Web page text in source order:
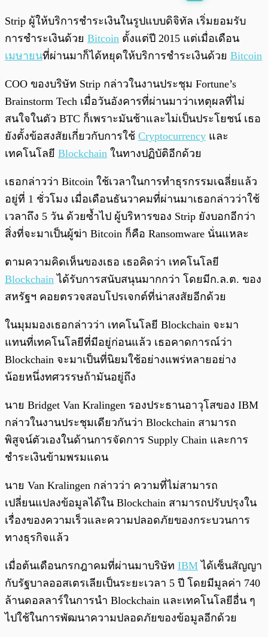
พร้อมเล่น 0:00 0:00
Strip ผู้ให้บริการชำระเงินในรูปแบบดิจิทัล เริ่มยอมรับ
การชำระเงินด้วย Bitcoin ตั้งแต่ปี 2015 แต่เมื่อเดือน
เมษายนที่ผ่านมาก็ได้หยุดให้บริการชำระเงินด้วย Bitcoin
COO ของบริษัท Strip กล่าวในงานประชุม Fortune’s
Brainstorm Tech เมื่อวันอังคารที่ผ่านมาว่าเหตุผลที่ไม่
สนใจในตัว BTC ก็เพราะมันช้าและไม่เป็นประโยชน์ เธอ
ยังตั้งข้อสงสัยเกี่ยวกับการใช้ Cryptocurrency และ
เทคโนโลยี Blockchain ในทางปฏิบัติอีกด้วย
เธอกล่าวว่า Bitcoin ใช้เวลาในการทำธุรกรรมเฉลี่ยแล้ว
อยู่ที่ 1 ชั่วโมง เมื่อเดือนธันวาคมที่ผ่านมาเธอกล่าวว่าใช้
เวลาถึง 5 วัน ด้วยซ้ำไป ผู้บริหารของ Strip ยังบอกอีกว่า
สิ่งที่จะมาเป็นผู้ฆ่า Bitcoin ก็คือ Ransomware นั่นแหละ
ตามความคิดเห็นของเธอ เธอคิดว่า เทคโนโลยี
Blockchain ได้รับการสนับสนุนมากกว่า โดยมีก.ล.ต. ของ
สหรัฐฯ คอยตรวจสอบโปรเจกต์ที่น่าสงสัยอีกด้วย
ในมุมมองเธอกล่าวว่า เทคโนโลยี Blockchain จะมา
แทนที่เทคโนโลยีที่มีอยู่ก่อนแล้ว เธอคาดการณ์ว่า
Blockchain จะมาเป็นที่นิยมใช้อย่างแพร่หลายอย่าง
น้อยหนึ่งทศวรรษถ้ามันอยู่ถึง
นาย Bridget Van Kralingen รองประธานอาวุโสของ IBM
กล่าวในงานประชุมเดียวกันว่า Blockchain สามารถ
พิสูจน์ตัวเองในด้านการจัดการ Supply Chain และการ
ชำระเงินข้ามพรมแดน
นาย Van Kralingen กล่าวว่า ความที่ไม่สามารถ
เปลี่ยนแปลงข้อมูลได้ใน Blockchain สามารถปรับปรุงใน
เรื่องของความเร็วและความปลอดภัยของกระบวนการ
ทางธุรกิจแล้ว
เมื่อต้นเดือนกรกฎาคมที่ผ่านมาบริษัท IBM ได้เซ็นสัญญา
กับรัฐบาลออสเตรเลียเป็นระยะเวลา 5 ปี โดยมีมูลค่า 740
ล้านดอลลาร์ในการนำ Blockchain และเทคโนโลยีอื่น ๆ
ไปใช้ในการพัฒนาความปลอดภัยของข้อมูลอีกด้วย